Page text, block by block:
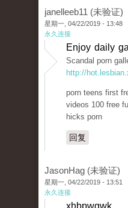
janelleeb11 (未验证)
星期一, 04/22/2019 - 13:48
永久连接
Enjoy daily
Scandal porn
http://
porn teens first
videos 100 free
hicks porn
回复
JasonHag (未验证)
星期一, 04/22/2019 - 13:51
永久连接